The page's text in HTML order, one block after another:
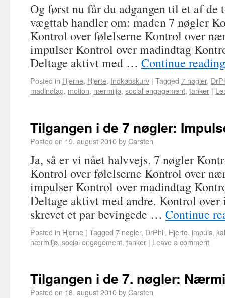
Og først nu får du adgangen til et af de
vægttab handler om: maden 7 nøgler
Kontrol over følelserne Kontrol over
impulser Kontrol over madindtag
Deltage aktivt med … Continue
Posted in Hjerne, Hjerte, Indkøbskurv | Tagged 7 nøgler,
madindtag, motion, nærmiljø, social engagement, tanker |
Tilgangen i de 7 nøgler:
Posted on 19. august 2010byCarsten
Ja, så er vi nået halvvejs. 7 nøgler
Kontrol over følelserne Kontrol over
impulser Kontrol over madindtag
Deltage aktivt med andre. Kontrol over
skrevet et par bevingede … Continue
Posted in Hjerne | Tagged 7 nøgler, DrPhil, Hjerte, impuls,
nærmiljø, social engagement, tanker | Leave a comment
Tilgangen i de 7. nøgler:
Posted on 18. august 2010byCarsten